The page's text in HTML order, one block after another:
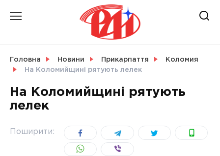
УКРАЇНА
Головна Новини Прикарпаття
Коломия
На Коломийщині рятують лелек
На Коломийщині рятують
лелек
Поширити: